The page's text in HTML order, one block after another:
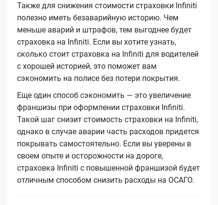
Также для снижения стоимости страховки Infiniti
полезно иметь безаварийную историю. Чем
меньше аварий и штрафов, тем выгоднее будет
страховка на Infiniti. Если вы хотите узнать,
сколько стоит страховка на Infiniti для водителей
с хорошей историей, это поможет вам
сэкономить на полисе без потери покрытия.
Еще один способ сэкономить — это увеличение
франшизы при оформлении страховки Infiniti.
Такой шаг снизит стоимость страховки на Infiniti,
однако в случае аварии часть расходов придется
покрывать самостоятельно. Если вы уверены в
своем опыте и осторожности на дороге,
страховка Infiniti с повышенной франшизой будет
отличным способом снизить расходы на ОСАГО.